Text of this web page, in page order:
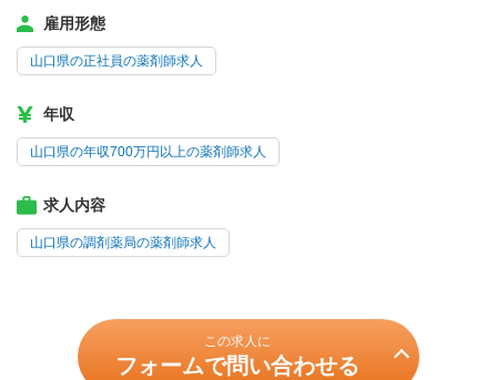
雇用形態
山口県の正社員の薬剤師求人
年収
山口県の年収700万円以上の薬剤師求人
求人内容
山口県の調剤薬局の薬剤師求人
この求人に
フォームで問い合わせる